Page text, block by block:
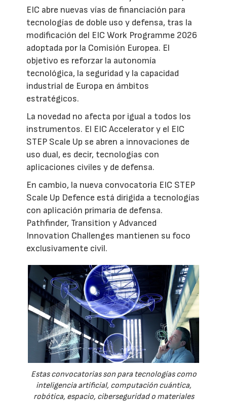
EIC abre nuevas vías de financiación para
tecnologías de doble uso y defensa, tras la
modificación del EIC Work Programme 2026
adoptada por la Comisión Europea. El
objetivo es reforzar la autonomía
tecnológica, la seguridad y la capacidad
industrial de Europa en ámbitos
estratégicos.
La novedad no afecta por igual a todos los
instrumentos. El EIC Accelerator y el EIC
STEP Scale Up se abren a innovaciones de
uso dual, es decir, tecnologías con
aplicaciones civiles y de defensa.
En cambio, la nueva convocatoria EIC STEP
Scale Up Defence está dirigida a tecnologías
con aplicación primaria de defensa.
Pathfinder, Transition y Advanced
Innovation Challenges mantienen su foco
exclusivamente civil.
Estas convocatorias son para tecnologías como
inteligencia artificial, computación cuántica,
robótica, espacio, ciberseguridad o materiales